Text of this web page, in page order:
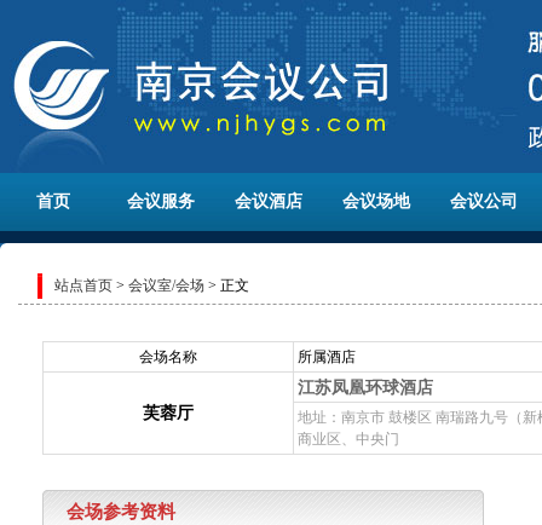
首页 会议服务 会议酒店 会议场地 会议公司
站点首页 > 会议室/会场 > 正文
会场名称 所属酒店
芙蓉厅
江苏凤凰环球酒店
地址：南京市 鼓楼区 南瑞路九号（
商业区、中央门
会场参考资料